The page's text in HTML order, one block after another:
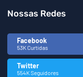
Nossas Redes
Facebook
53K Curtidas
Twitter
554K Seguidores